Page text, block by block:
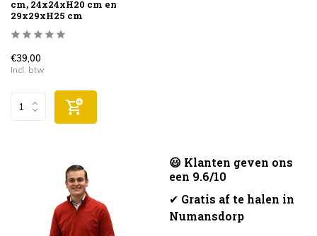
cm, 24x24xH20 cm en
29x29xH25 cm
€39,00
Incl. btw
😃 Klanten geven ons
een 9.6/10
✔ Gratis af te halen in
Numansdorp